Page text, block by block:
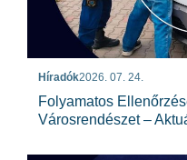
Híradók2026. 07. 24.
Folyamatos
Városrendészet –